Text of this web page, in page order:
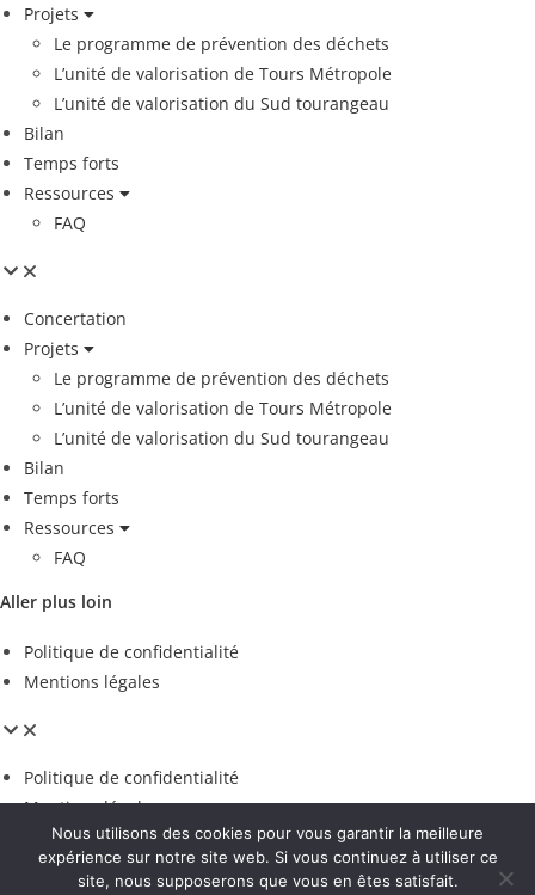
Projets
Le programme de prévention des déchets
L’unité de valorisation de Tours Métropole
L’unité de valorisation du Sud tourangeau
Bilan
Temps forts
Ressources
FAQ
Concertation
Projets
Le programme de prévention des déchets
L’unité de valorisation de Tours Métropole
L’unité de valorisation du Sud tourangeau
Bilan
Temps forts
Ressources
FAQ
Aller plus loin
Politique de confidentialité
Mentions légales
Politique de confidentialité
Mentions légales
Espace presse
Voir les contributions
Nous utilisons des cookies pour vous garantir la meilleure
expérience sur notre site web. Si vous continuez à utiliser ce
site, nous supposerons que vous en êtes satisfait.